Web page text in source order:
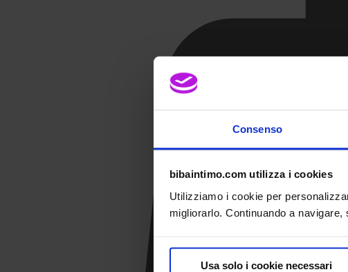
Consenso
bibaintimo.com utilizza i cookies
Utilizziamo i cookie per
migliorarlo. Continuando a
Usa solo i cookie necessari